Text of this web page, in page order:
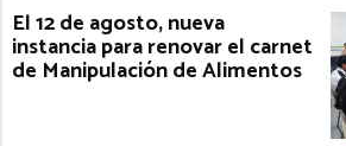
El 12 de agosto, nueva
instancia para renovar el carnet
de Manipulación de Alimentos